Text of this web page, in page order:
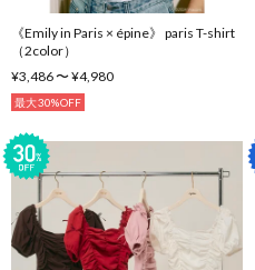
《Emily in Paris × épine》 paris T-shirt
（2color）
¥3,486 〜 ¥4,980
最大30%OFF